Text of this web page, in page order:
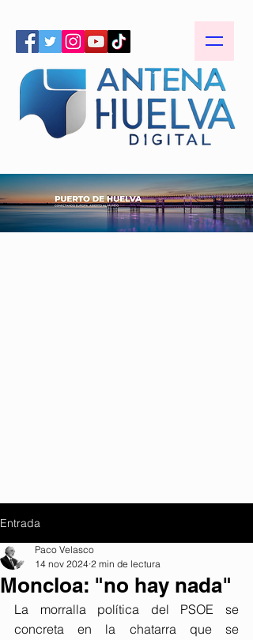
Entrada
Moncloa: "no hay nada"
Paco Velasco
14 nov 2024 2 min de lectura
La morralla política del PSOE se
concreta en la chatarra que se